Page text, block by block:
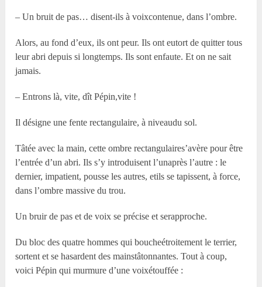
– Un bruit de pas… disent-ils à voixcontenue, dans l’ombre.
Alors, au fond d’eux, ils ont peur. Ils ont eutort de quitter tous
leur abri depuis si longtemps. Ils sont enfaute. Et on ne sait
jamais.
– Entrons là, vite, dît Pépin,vite !
Il désigne une fente rectangulaire, à niveaudu sol.
Tâtée avec la main, cette ombre rectangulaires’avère pour être
l’entrée d’un abri. Ils s’y introduisent l’unaprès l’autre : le
dernier, impatient, pousse les autres, etils se tapissent, à force,
dans l’ombre massive du trou.
Un bruir de pas et de voix se précise et serapproche.
Du bloc des quatre hommes qui boucheétroitement le terrier,
sortent et se hasardent des mainstâtonnantes. Tout à coup,
voici Pépin qui murmure d’une voixétouffée :